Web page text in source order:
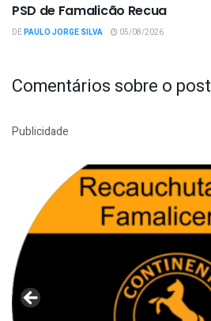
PSD de Famalicão Recua
DEPAULO JORGE SILVA 05/08/2026
Comentários sobre o post
Publicidade